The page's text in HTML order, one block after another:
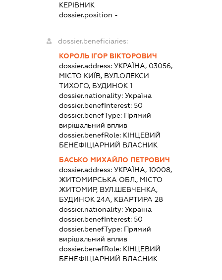
КЕРІВНИК
dossier.position -
dossier.beneficiaries:
КОРОЛЬ ІГОР ВІКТОРОВИЧ
dossier.address: УКРАЇНА, 03056,
МІСТО КИЇВ, ВУЛ.ОЛЕКСИ
ТИХОГО, БУДИНОК 1
dossier.nationality: Україна
dossier.benefInterest: 50
dossier.benefType: Прямий
вирішальний вплив
dossier.benefRole: КІНЦЕВИЙ
БЕНЕФІЦІАРНИЙ ВЛАСНИК
БАСЬКО МИХАЙЛО ПЕТРОВИЧ
dossier.address: УКРАЇНА, 10008,
ЖИТОМИРСЬКА ОБЛ., МІСТО
ЖИТОМИР, ВУЛ.ШЕВЧЕНКА,
БУДИНОК 24А, КВАРТИРА 28
dossier.nationality: Україна
dossier.benefInterest: 50
dossier.benefType: Прямий
вирішальний вплив
dossier.benefRole: КІНЦЕВИЙ
БЕНЕФІЦІАРНИЙ ВЛАСНИК